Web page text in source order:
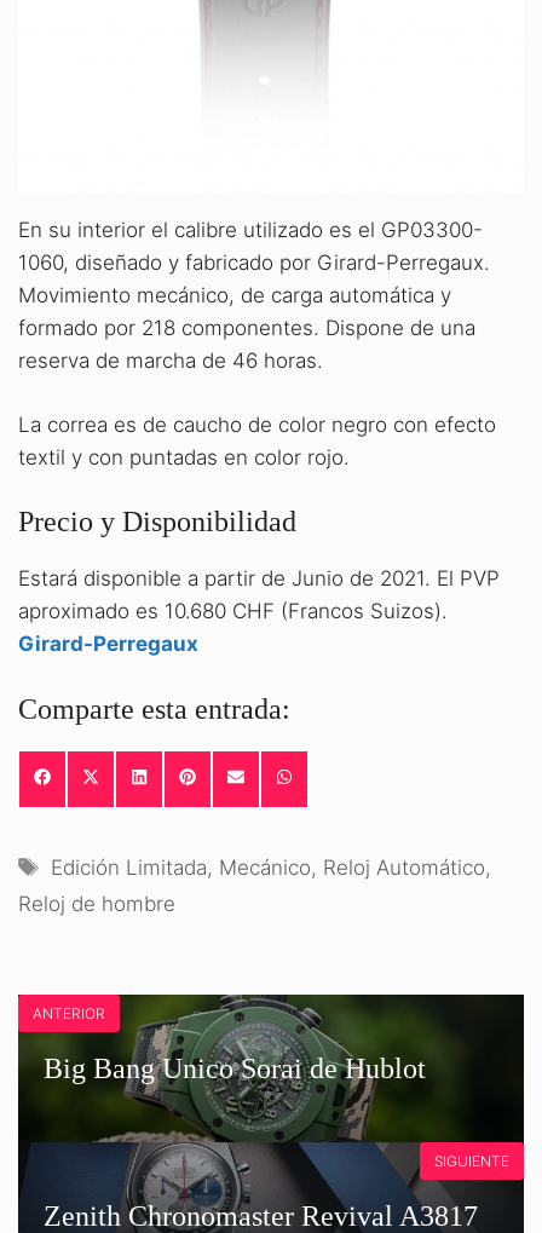
En su interior el calibre utilizado es el GP03300-
1060, diseñado y fabricado por Girard-Perregaux.
Movimiento mecánico, de carga automática y
formado por 218 componentes. Dispone de una
reserva de marcha de 46 horas.
La correa es de caucho de color negro con efecto
textil y con puntadas en color rojo.
Precio y Disponibilidad
Estará disponible a partir de Junio de 2021. El PVP
aproximado es 10.680 CHF (Francos Suizos).
Girard-Perregaux
Comparte esta entrada:
COMPARTIR
EN
COMPARTIR
EN
(TWITTER)
COMPARTIR
EN
COMPARTIR
EN
COMPARTIR
EN
EN
Etiquetas
Edición Limitada, Mecánico, Reloj Automático,
Reloj de hombre
ANTERIOR
Big Bang Unico Sorai de Hublot
Zenith Chronomaster Revival A3817
SIGUIENTE